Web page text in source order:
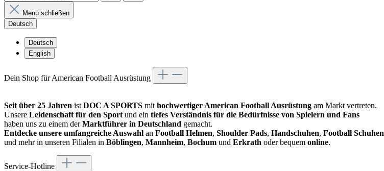
Menü schließen
Deutsch
Deutsch
English
Dein Shop für American Football Ausrüstung
Seit über 25 Jahren ist DOC A SPORTS mit hochwertiger American Football Ausrüstung am Markt vertreten.
Unsere Leidenschaft für den Sport und ein tiefes Verständnis für die Bedürfnisse von Spielern und Fans
haben uns zu einem derMarktführer in Deutschland gemacht.
Entdecke unsere umfangreiche Auswahl an Football Helmen, Shoulder Pads, Handschuhen, Football Schuhen
und mehr in unseren Filialen in Böblingen, Mannheim, Bochum und Erkrath oder bequem online.
Service-Hotline